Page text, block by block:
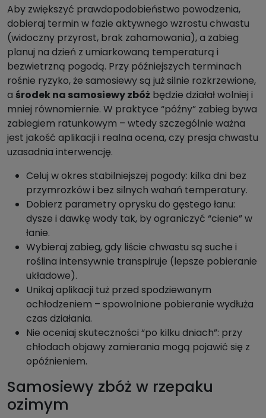
Aby zwiększyć prawdopodobieństwo powodzenia,
dobieraj termin w fazie aktywnego wzrostu chwastu
(widoczny przyrost, brak zahamowania), a zabieg
planuj na dzień z umiarkowaną temperaturą i
bezwietrzną pogodą. Przy późniejszych terminach
rośnie ryzyko, że samosiewy są już silnie rozkrzewione,
a środek na samosiewy zbóż będzie działał wolniej i
mniej równomiernie. W praktyce “późny” zabieg bywa
zabiegiem ratunkowym – wtedy szczególnie ważna
jest jakość aplikacji i realna ocena, czy presja chwastu
uzasadnia interwencję.
Celuj w okres stabilniejszej pogody: kilka dni bez
przymrozków i bez silnych wahań temperatury.
Dobierz parametry oprysku do gęstego łanu:
dysze i dawkę wody tak, by ograniczyć “cienie” w
łanie.
Wybieraj zabieg, gdy liście chwastu są suche i
roślina intensywnie transpiruje (lepsze pobieranie
układowe).
Unikaj aplikacji tuż przed spodziewanym
ochłodzeniem – spowolnione pobieranie wydłuża
czas działania.
Nie oceniaj skuteczności “po kilku dniach”: przy
chłodach objawy zamierania mogą pojawić się z
opóźnieniem.
Samosiewy zbóż w rzepaku
ozimym